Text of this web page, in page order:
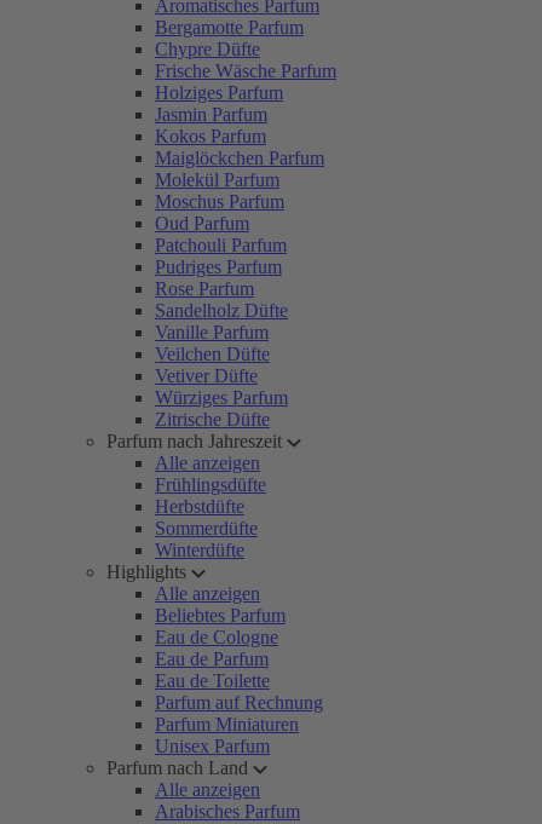
Aromatisches Parfum
Bergamotte Parfum
Chypre Düfte
Frische Wäsche Parfum
Holziges Parfum
Jasmin Parfum
Kokos Parfum
Maiglöckchen Parfum
Molekül Parfum
Moschus Parfum
Oud Parfum
Patchouli Parfum
Pudriges Parfum
Rose Parfum
Sandelholz Düfte
Vanille Parfum
Veilchen Düfte
Vetiver Düfte
Würziges Parfum
Zitrische Düfte
Parfum nach Jahreszeit
Alle anzeigen
Frühlingsdüfte
Herbstdüfte
Sommerdüfte
Winterdüfte
Highlights
Alle anzeigen
Beliebtes Parfum
Eau de Cologne
Eau de Parfum
Eau de Toilette
Parfum auf Rechnung
Parfum Miniaturen
Unisex Parfum
Parfum nach Land
Alle anzeigen
Arabisches Parfum